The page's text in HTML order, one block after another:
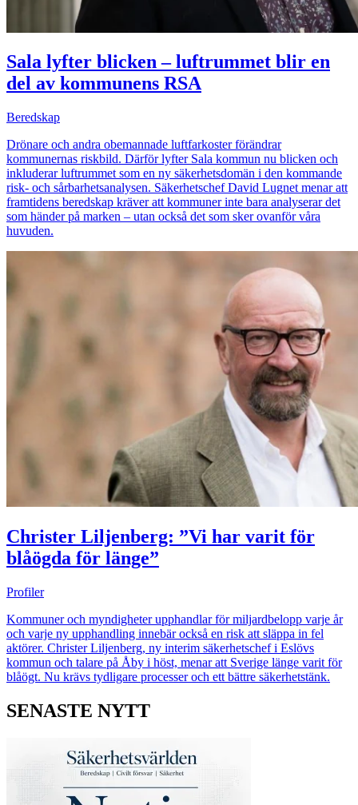
Sala lyfter blicken – luftrummet blir en
del av kommunens RSA
Beredskap
Drönare och andra obemannade luftfarkoster förändrar
kommunernas riskbild. Därför lyfter Sala kommun nu blicken och
inkluderar luftrummet som en ny säkerhetsdomän i den kommande
risk- och sårbarhetsanalysen. Säkerhetschef David Lugnet menar att
framtidens beredskap kräver att kommuner inte bara analyserar det
som händer på marken – utan också det som sker ovanför våra
huvuden.
Christer Liljenberg: ”Vi har varit för
blåögda för länge”
Profiler
Kommuner och myndigheter upphandlar för miljardbelopp varje år
och varje ny upphandling innebär också en risk att släppa in fel
aktörer. Christer Liljenberg, ny interim säkerhetschef i Eslövs
kommun och talare på Åby i höst, menar att Sverige länge varit för
blåögt. Nu krävs tydligare processer och ett bättre säkerhetstänk.
SENASTE NYTT